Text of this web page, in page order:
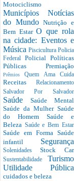
Motociclismo
Municípios Notícias
do MundoNutrição e
Bem EstarO que rola
na cidade: Eventos e
Música Piscicultura Policia
Federal Policial Políticas
Públicas Premiação
PrêmiosQuem Ama Cuida
Receitas Relacionamento
Salvador Por Salvador
Saúde Saúde Mental
Saúde da Mulher Saúde
do Homem Saúde e
Beleza Saúde e Bem Estar
Saúde em Forma Saúde
infantil Segurança
SolenidadesStock Car
Sustentabilidade Turismo
Utilidade Pública
cuidados e beleza